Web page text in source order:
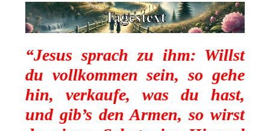
“Jesus sprach zu ihm: Willst
du vollkommen sein, so gehe
hin, verkaufe, was du hast,
und gib’s den Armen, so wirst